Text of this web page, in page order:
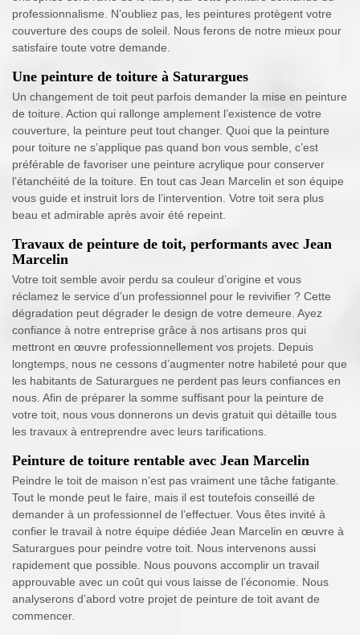
professionnalisme. N’oubliez pas, les peintures protègent votre
couverture des coups de soleil. Nous ferons de notre mieux pour
satisfaire toute votre demande.
Une peinture de toiture à Saturargues
Un changement de toit peut parfois demander la mise en peinture
de toiture. Action qui rallonge amplement l’existence de votre
couverture, la peinture peut tout changer. Quoi que la peinture
pour toiture ne s’applique pas quand bon vous semble, c’est
préférable de favoriser une peinture acrylique pour conserver
l’étanchéité de la toiture. En tout cas Jean Marcelin et son équipe
vous guide et instruit lors de l’intervention. Votre toit sera plus
beau et admirable après avoir été repeint.
Travaux de peinture de toit, performants avec Jean
Marcelin
Votre toit semble avoir perdu sa couleur d’origine et vous
réclamez le service d’un professionnel pour le revivifier ? Cette
dégradation peut dégrader le design de votre demeure. Ayez
confiance à notre entreprise grâce à nos artisans pros qui
mettront en œuvre professionnellement vos projets. Depuis
longtemps, nous ne cessons d’augmenter notre habileté pour que
les habitants de Saturargues ne perdent pas leurs confiances en
nous. Afin de préparer la somme suffisant pour la peinture de
votre toit, nous vous donnerons un devis gratuit qui détaille tous
les travaux à entreprendre avec leurs tarifications.
Peinture de toiture rentable avec Jean Marcelin
Peindre le toit de maison n’est pas vraiment une tâche fatigante.
Tout le monde peut le faire, mais il est toutefois conseillé de
demander à un professionnel de l’effectuer. Vous êtes invité à
confier le travail à notre équipe dédiée Jean Marcelin en œuvre à
Saturargues pour peindre votre toit. Nous intervenons aussi
rapidement que possible. Nous pouvons accomplir un travail
approuvable avec un coût qui vous laisse de l’économie. Nous
analyserons d’abord votre projet de peinture de toit avant de
commencer.